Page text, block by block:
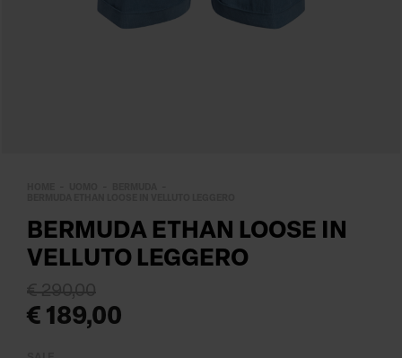
BERMUDA ETHAN LOOSE IN
VELLUTO LEGGERO
€ 189,00
€ 290,00